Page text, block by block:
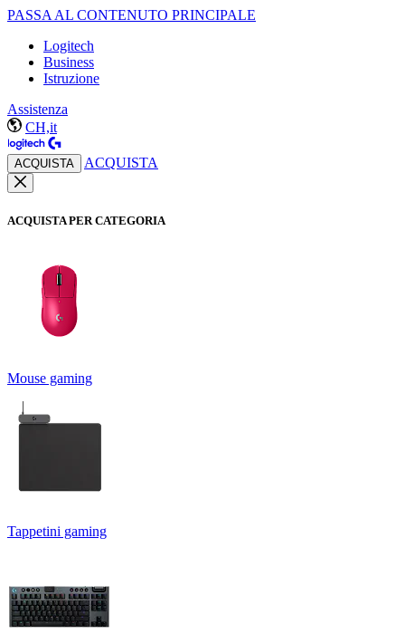
PASSA AL CONTENUTO PRINCIPALE
Logitech
Business
Istruzione
Assistenza
CH,it
ACQUISTA ACQUISTA
ACQUISTA PER CATEGORIA
Mouse gaming
Tappetini gaming